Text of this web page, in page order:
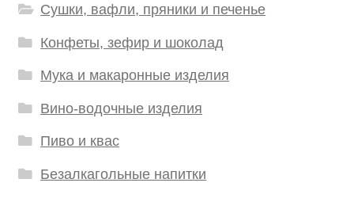
Сушки, вафли, пряники и печенье
Конфеты, зефир и шоколад
Мука и макаронные изделия
Вино-водочные изделия
Пиво и квас
Безалкагольные напитки